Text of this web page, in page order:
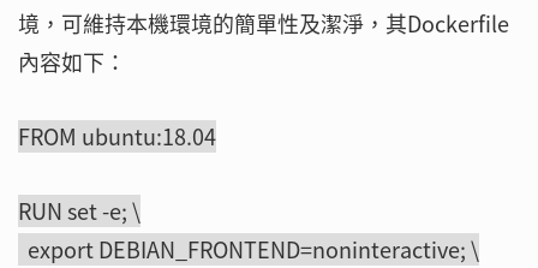
境，可維持本機環境的簡單性及潔淨，其Dockerfile
內容如下：
FROM ubuntu:18.04
RUN set -e; \
export DEBIAN_FRONTEND=noninteractive; \